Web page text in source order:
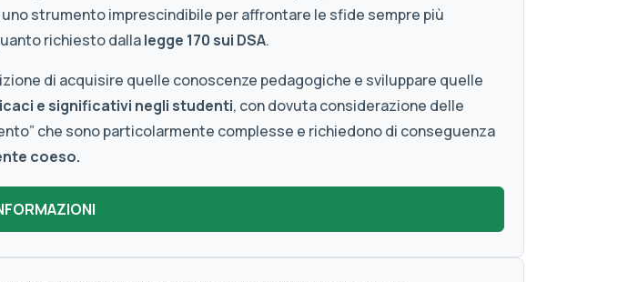
strumento imprescindibile per affrontare le sfide sempre più
richiesto dallalegge 170 sui DSA.
di acquisire quelle conoscenze pedagogiche e sviluppare quelle
e significativi negli studenti, con dovuta considerazione delle
che sono particolarmente complesse e richiedono di conseguenza
coeso.